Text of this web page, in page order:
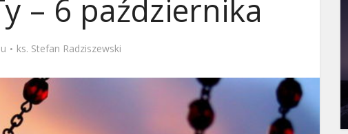
– 6 października
ks. Stefan Radziszewski
i Ty – 29 grudnia